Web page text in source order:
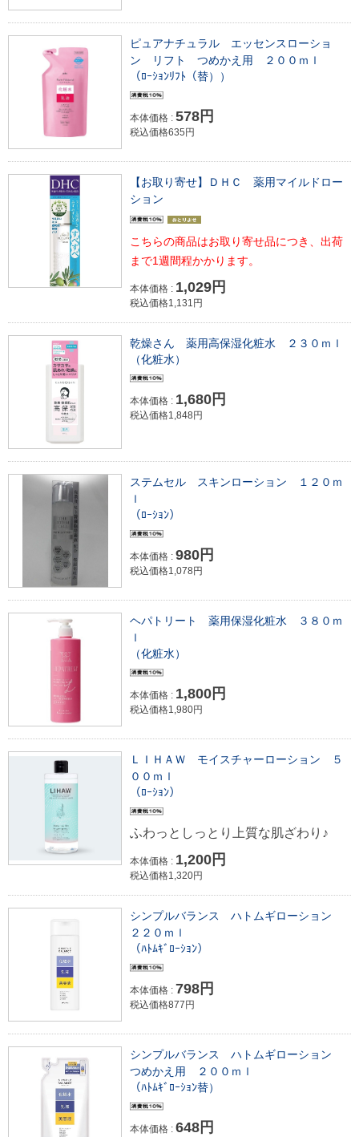
ピュアナチュラル エッセンスローショ
ン リフト つめかえ用 ２００ｍｌ
（ﾛｰｼｮﾝﾘﾌﾄ（替））
本体価格 : 578円
税込価格635円
【お取り寄せ】ＤＨＣ 薬用マイルドロー
ション
こちらの商品はお取り寄せ品につき、出荷
まで1週間程かかります。
本体価格 : 1,029円
税込価格1,131円
乾燥さん 薬用高保湿化粧水 ２３０ｍｌ
（化粧水）
本体価格 : 1,680円
税込価格1,848円
ステムセル スキンローション １２０ｍ
ｌ
（ﾛｰｼｮﾝ）
本体価格 : 980円
税込価格1,078円
ヘパトリート 薬用保湿化粧水 ３８０ｍ
ｌ
（化粧水）
本体価格 : 1,800円
税込価格1,980円
ＬＩＨＡＷ モイスチャーローション ５
００ｍｌ
（ﾛｰｼｮﾝ）
ふわっとしっとり上質な肌ざわり♪
本体価格 : 1,200円
税込価格1,320円
シンプルバランス ハトムギローション
２２０ｍｌ
（ﾊﾄﾑｷﾞﾛｰｼｮﾝ）
本体価格 : 798円
税込価格877円
シンプルバランス ハトムギローション
つめかえ用 ２００ｍｌ
（ﾊﾄﾑｷﾞﾛｰｼｮﾝ替）
本体価格 : 648円